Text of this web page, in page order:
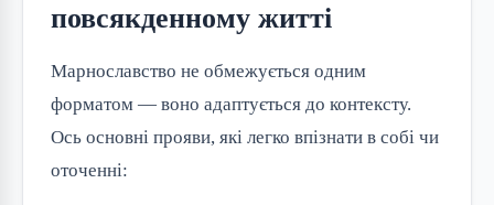
повсякденному житті
Марнославство не обмежується одним
форматом — воно адаптується до контексту.
Ось основні прояви, які легко впізнати в собі чи
оточенні: